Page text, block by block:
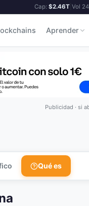
Cap: $2.46T| Vol
Aprender
Publicidad · si
Qué es